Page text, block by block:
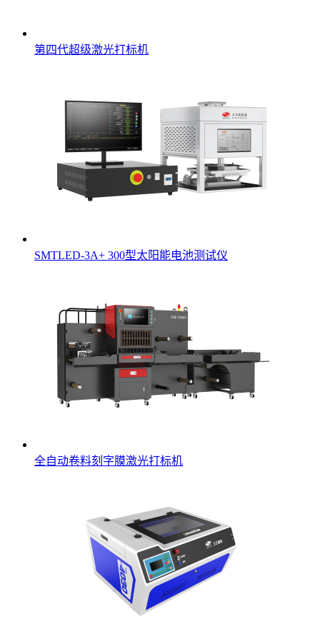
第四代超级激光打标机
SMTLED-3A+ 300型太阳能电池测试仪
全自动卷料刻字膜激光打标机